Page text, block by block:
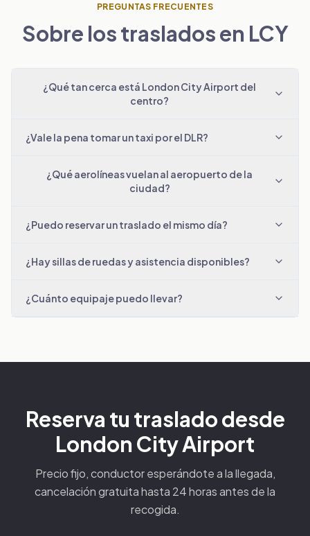
PREGUNTAS FRECUENTES
Sobre los traslados en LCY
¿Qué tan cerca está London City Airport del
centro?
¿Vale la pena tomar un taxi por el DLR?
¿Qué aerolíneas vuelan al aeropuerto de la
ciudad?
¿Puedo reservar un traslado el mismo día?
¿Hay sillas de ruedas y asistencia disponibles?
¿Cuánto equipaje puedo llevar?
Reserva tu traslado desde
London City Airport
Precio fijo, conductor esperándote a la llegada,
cancelación gratuita hasta 24 horas antes de la
recogida.